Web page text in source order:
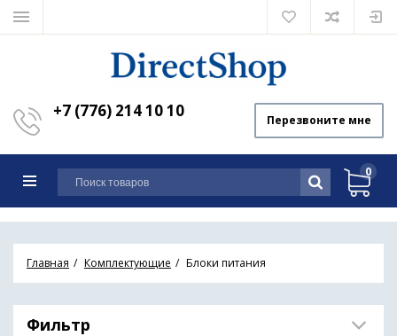
+7 (776) 214 10 10 Перезвоните мне
0
Главная Комплектующие Блоки питания
Фильтр